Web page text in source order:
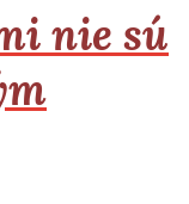
nie sú